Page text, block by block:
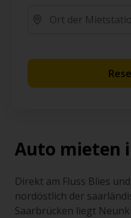
Auto mieten
Direkt am Fluss Blies
nordöstlich der
Saarbrücken liegt